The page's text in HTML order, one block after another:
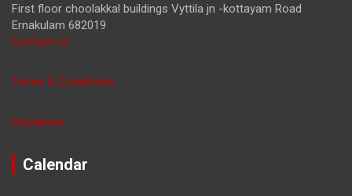
First floor choolakkal buildings Vyttila jn -kottayam Road
Ernakulam 682019
Contact us
Terms & Conditions
Disclaimer
Calendar